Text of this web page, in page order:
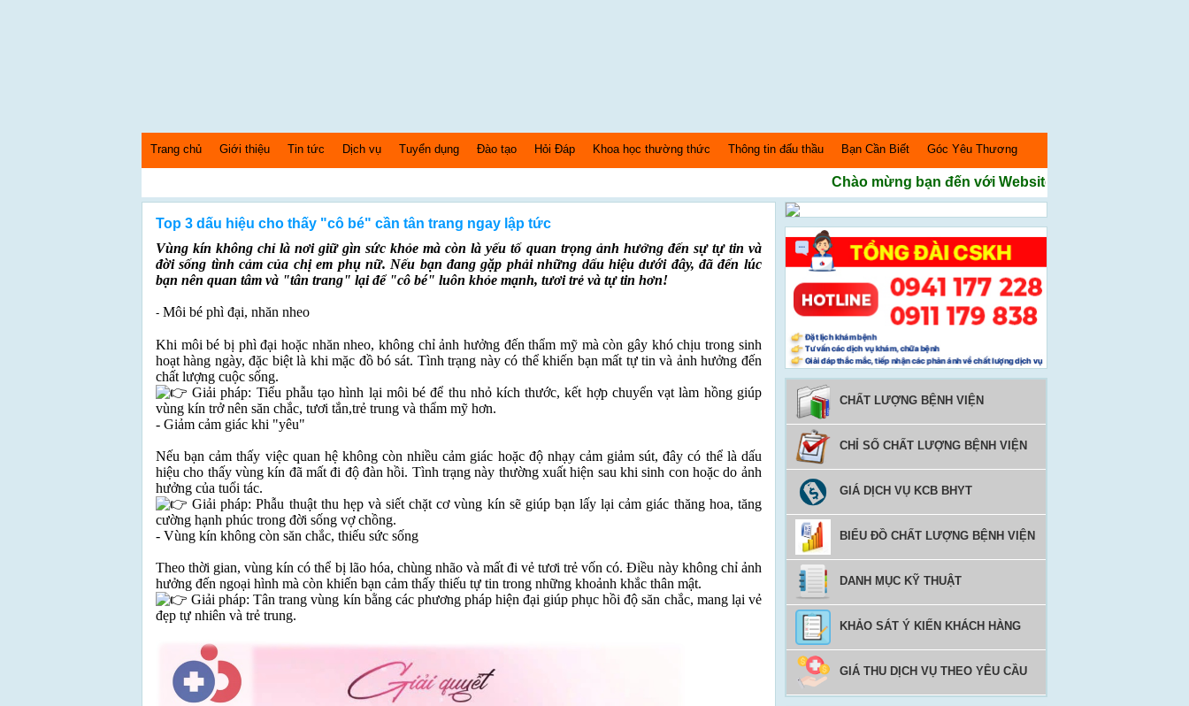
Trang chủ Giới thiệu Tin tức Dịch vụ Tuyển dụng Đào tạo Hỏi Đáp Khoa học thường thức Thông tin đấu thầu Bạn Cần Biết Góc Yêu Thương
Chào mừng bạn đến với Website Bệnh Viện Sản nhi
Top 3 dấu hiệu cho thấy "cô bé" cần tân trang ngay lập tức
Vùng kín không chỉ là nơi giữ gìn sức khỏe mà còn là yếu tố quan trọng ảnh hưởng đến sự tự tin và
đời sống tình cảm của chị em phụ nữ. Nếu bạn đang gặp phải những dấu hiệu dưới đây, đã đến lúc
bạn nên quan tâm và "tân trang" lại để "cô bé" luôn khỏe mạnh, tươi trẻ và tự tin hơn!
- Môi bé phì đại, nhăn nheo
Khi môi bé bị phì đại hoặc nhăn nheo, không chỉ ảnh hưởng đến thẩm mỹ mà còn gây khó chịu trong sinh
hoạt hàng ngày, đặc biệt là khi mặc đồ bó sát. Tình trạng này có thể khiến bạn mất tự tin và ảnh hưởng đến
chất lượng cuộc sống.
Giải pháp: Tiểu phẫu tạo hình lại môi bé để thu nhỏ kích thước, kết hợp chuyển vạt làm hồng giúp
vùng kín trở nên săn chắc, tươi tắn,trẻ trung và thẩm mỹ hơn.
- Giảm cảm giác khi "yêu"
Nếu bạn cảm thấy việc quan hệ không còn nhiều cảm giác hoặc độ nhạy cảm giảm sút, đây có thể là dấu
hiệu cho thấy vùng kín đã mất đi độ đàn hồi. Tình trạng này thường xuất hiện sau khi sinh con hoặc do ảnh
hưởng của tuổi tác.
Giải pháp: Phẫu thuật thu hẹp và siết chặt cơ vùng kín sẽ giúp bạn lấy lại cảm giác thăng hoa, tăng
cường hạnh phúc trong đời sống vợ chồng.
- Vùng kín không còn săn chắc, thiếu sức sống
Theo thời gian, vùng kín có thể bị lão hóa, chùng nhão và mất đi vẻ tươi trẻ vốn có. Điều này không chỉ ảnh
hưởng đến ngoại hình mà còn khiến bạn cảm thấy thiếu tự tin trong những khoảnh khắc thân mật.
Giải pháp: Tân trang vùng kín bằng các phương pháp hiện đại giúp phục hồi độ săn chắc, mang lại vẻ
đẹp tự nhiên và trẻ trung.
CHẤT LƯỢNG BỆNH VIỆN
CHỈ SỐ CHẤT LƯỢNG BỆNH VIỆN
GIÁ DỊCH VỤ KCB BHYT
BIỂU ĐỒ CHẤT LƯỢNG BỆNH VIỆN
DANH MỤC KỸ THUẬT
KHẢO SÁT Ý KIẾN KHÁCH HÀNG
GIÁ THU DỊCH VỤ THEO YÊU CẦU